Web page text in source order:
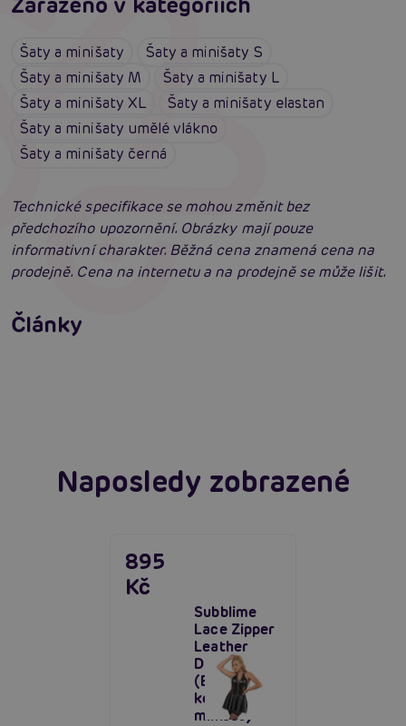
Šaty a minišaty
Šaty a minišaty S
Šaty a minišaty M
Šaty a minišaty L
Šaty a minišaty XL
Šaty a minišaty elastan
Šaty a minišaty umělé vlákno
Šaty a minišaty černá
Technické specifikace se mohou změnit bez
předchozího upozornění. Obrázky mají pouze
informativní charakter. Běžná cena znamená cena na
prodejně. Cena na internetu a na prodejně se může lišit.
Články
neodolatelně sexy
Číst více
Erotická inteligence: Příručka Sexiomů
Naposledy zobrazené
Subblime
Lace Zipper
Leather
Dress
(Black),
kožené
minišaty
895
Kč